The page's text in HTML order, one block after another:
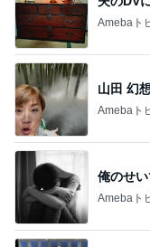
Amebaト
山田 幻
Amebaト
俺のせ
Amebaト